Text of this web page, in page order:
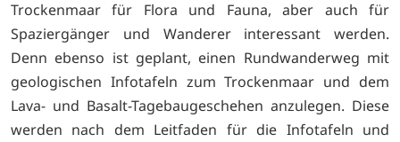
Trockenmaar für Flora und Fauna, aber auch für
Spaziergänger und Wanderer interessant werden.
Denn ebenso ist geplant, einen Rundwanderweg mit
geologischen Infotafeln zum Trockenmaar und dem
Lava- und Basalt-Tagebaugeschehen anzulegen. Diese
werden nach dem Leitfaden für die Infotafeln und